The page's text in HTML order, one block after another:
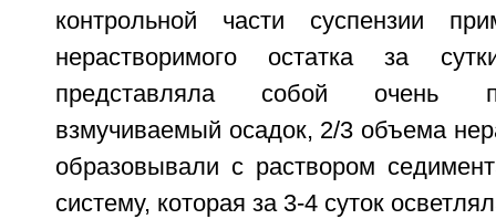
контрольной части суспензии
нерастворимого остатка за
представляла собой очень
взмучиваемый осадок, 2/3 объема
образовывали с раствором
систему, которая за 3-4 суток